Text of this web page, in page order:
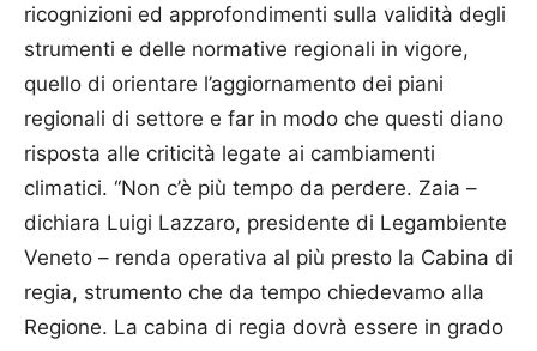
ricognizioni ed approfondimenti sulla validità degli
strumenti e delle normative regionali in vigore,
quello di orientare l’aggiornamento dei piani
regionali di settore e far in modo che questi diano
risposta alle criticità legate ai cambiamenti
climatici. “Non c’è più tempo da perdere. Zaia –
dichiara Luigi Lazzaro, presidente di Legambiente
Veneto – renda operativa al più presto la Cabina di
regia, strumento che da tempo chiedevamo alla
Regione. La cabina di regia dovrà essere in grado